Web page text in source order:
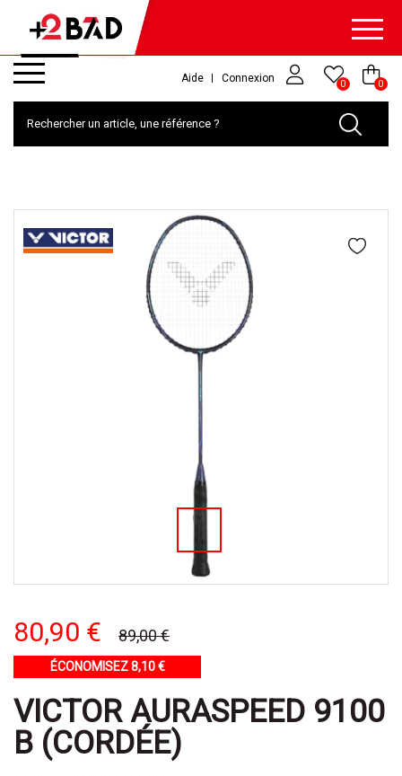
Aide Connexion 0 0
80,90 € 89,00 €
ÉCONOMISEZ 8,10 €
VICTOR AURASPEED 9100
B (CORDÉE)